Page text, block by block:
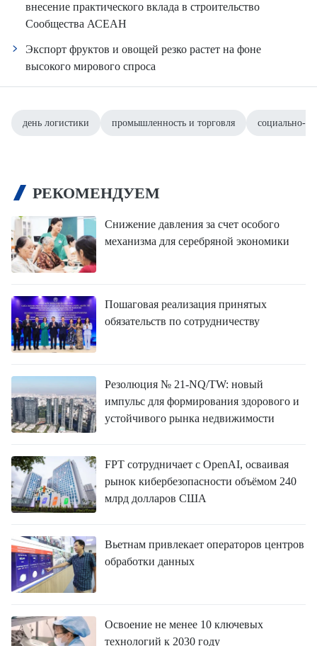
внесение практического вклада в строительство
Сообщества АСЕАН
Экспорт фруктов и овощей резко растет на фоне
высокого мирового спроса
день логистики промышленность и торговля социально-
РЕКОМЕНДУЕМ
Снижение давления за счет особого
механизма для серебряной экономики
Пошаговая реализация принятых
обязательств по сотрудничеству
Резолюция № 21-NQ/TW: новый
импульс для формирования здорового и
устойчивого рынка недвижимости
FPT сотрудничает с OpenAI, осваивая
рынок кибербезопасности объёмом 240
млрд долларов США
Вьетнам привлекает операторов центров
обработки данных
Освоение не менее 10 ключевых
технологий к 2030 году